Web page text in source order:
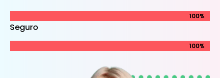
100%
100%
Seguro
100%
100%